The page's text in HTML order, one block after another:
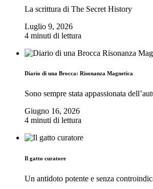
La scrittura di The Secret History
Luglio 9, 2026
4 minuti di lettura
Diario di una Brocca: Risonanza Magnetica
Sono sempre stata appassionata
Giugno 16, 2026
4 minuti di lettura
Il gatto curatore
Un antidoto potente e senza